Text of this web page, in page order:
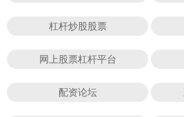
杠杆炒股股票
网上股票杠杆平台
配资论坛